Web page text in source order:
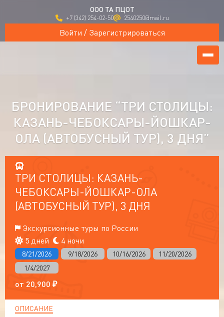
ООО ТА ПЦОТ
+7 (342) 254-02-50 2540250@mail.ru
Войти / Зарегистрироваться
БРОНИРОВАНИЕ “ТРИ СТОЛИЦЫ:
КАЗАНЬ-ЧЕБОКСАРЫ-ЙОШКАР-
ОЛА (АВТОБУСНЫЙ ТУР), 3 ДНЯ”
ТРИ СТОЛИЦЫ: КАЗАНЬ-
ЧЕБОКСАРЫ-ЙОШКАР-ОЛА
(АВТОБУСНЫЙ ТУР), 3 ДНЯ
Экскурсионные туры по России
5 дней
4 ночи
8/21/2026 9/18/2026 10/16/2026
11/20/2026
1/4/2027
от 20,900 ₽
ОПИСАНИЕ